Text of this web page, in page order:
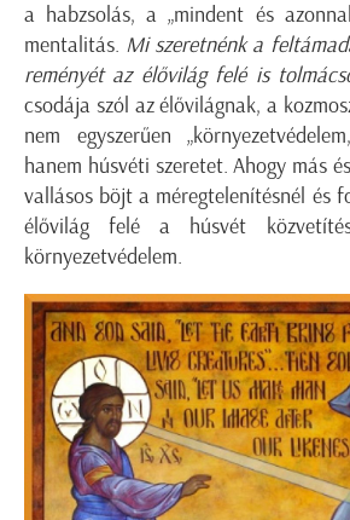
a habzsolás, a „mindent és
mentalitás. Mi szeretnénk a
reményét az élővilág felé is
csodája szól az élővilágnak, a
nem egyszerűen
hanem húsvéti szeretet. Ahogy más
vallásos böjt a méregtelenítésnél és
élővilág felé a húsvét
környezetvédelem.